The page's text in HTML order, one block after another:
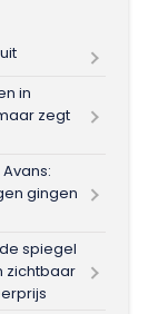
in
zegt
gingen
spiegel
zichtbaar